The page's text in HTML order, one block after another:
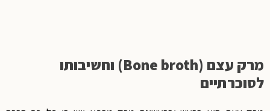
מרק עצם (Bone broth) וחשיבותו
לסוכרתיים